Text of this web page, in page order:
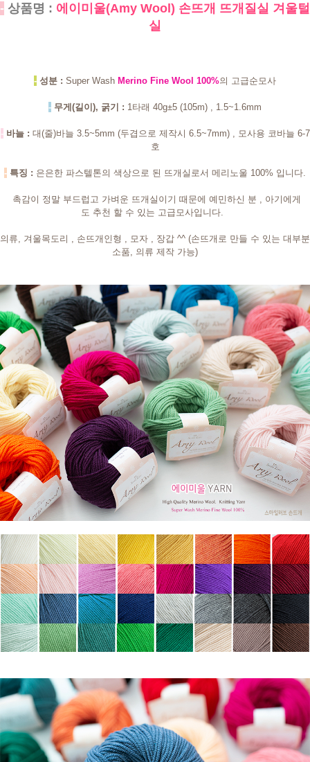
- 상품명 : 에이미울(Amy Wool) 손뜨개 뜨개질실 겨울털
실
- 성분 : Super Wash Merino Fine Wool 100%의 고급순모사
- 무게(길이), 굵기 : 1타래 40g±5 (105m) , 1.5~1.6mm
- 바늘 : 대(줄)바늘 3.5~5mm (두겹으로 제작시 6.5~7mm) , 모사용 코바늘 6-7
호
- 특징 : 은은한 파스텔톤의 색상으로 된 뜨개실로서 메리노울 100% 입니다.
촉감이 정말 부드럽고 가벼운 뜨개실이기 때문에 예민하신 분 , 아기에게
도 추천 할 수 있는 고급모사입니다.
의류, 겨울목도리 , 손뜨개인형 , 모자 , 장갑 ^^ (손뜨개로 만들 수 있는 대부분
소품, 의류 제작 가능)